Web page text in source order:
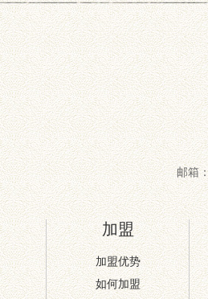
邮箱
加盟
加盟优势
如何加盟